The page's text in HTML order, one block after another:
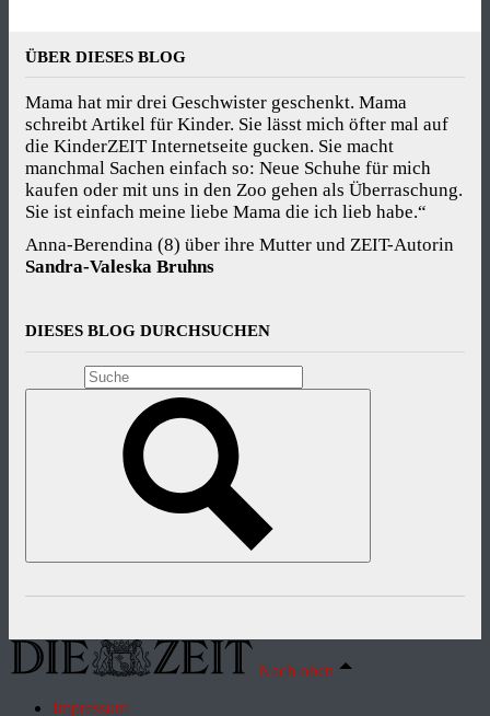
ÜBER DIESES BLOG
Mama hat mir drei Geschwister geschenkt. Mama
schreibt Artikel für Kinder. Sie lässt mich öfter mal auf
die KinderZEIT Internetseite gucken. Sie macht
manchmal Sachen einfach so: Neue Schuhe für mich
kaufen oder mit uns in den Zoo gehen als Überraschung.
Sie ist einfach meine liebe Mama die ich lieb habe.“
Anna-Berendina (8) über ihre Mutter und ZEIT-Autorin
Sandra-Valeska Bruhns
DIESES BLOG DURCHSUCHEN
Nach oben
Impressum